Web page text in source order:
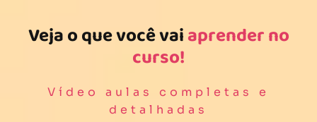
Veja o que você vaiaprender no
curso!
Vídeo aulas completas e
detalhadas